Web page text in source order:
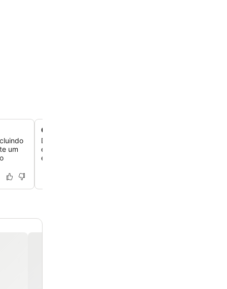
um
Comodidades para a família
Descubra um parquinho e uma sala de bilhar, que
entretenimento para as crianças, enquanto as suítes
estar separadas proporcionam bastante espaço para